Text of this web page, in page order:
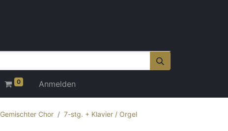
0 Anmelden
Gemischter Chor
7-stg. + Klavier / Orgel